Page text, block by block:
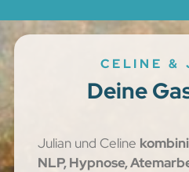
CELINE &
Deine
Julian und Celine
NLP, Hypnose,